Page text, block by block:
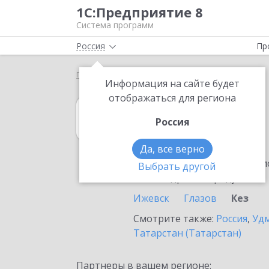
1С:Предприятие 8
Система программ
Россия
Информация на сайте будет
отображаться для региона
Россия
Да, все верно
Выбрать другой
Главная
1С:Касса
в Кезу
Ознакомьтесь с
Ижевск
Глазов
Кез
Смотрите также: Россия,
Татарстан (Татарстан)
Партнеры в вашем регионе: